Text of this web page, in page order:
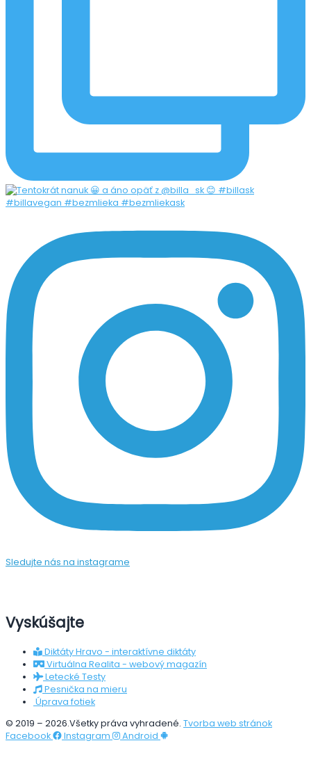
Sledujte nás na instagrame
Vyskúšajte
Diktáty Hravo - interaktívne diktáty
Virtuálna Realita - webový magazín
Letecké Testy
Pesnička na mieru
Úprava fotiek
© 2019 – 2026.Všetky práva vyhradené. Tvorba web stránok
Facebook
Instagram Android